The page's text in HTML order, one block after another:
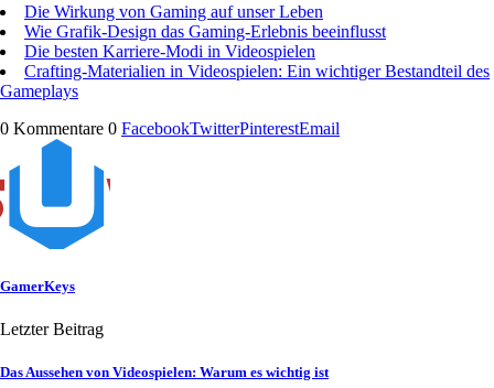
Die Wirkung von Gaming auf unser Leben
Wie Grafik-Design das Gaming-Erlebnis beeinflusst
Die besten Karriere-Modi in Videospielen
Crafting-Materialien in Videospielen: Ein wichtiger Bestandteil des
Gameplays
0 Kommentare 0 FacebookTwitterPinterestEmail
GamerKeys
Letzter Beitrag
Das Aussehen von Videospielen: Warum es wichtig ist